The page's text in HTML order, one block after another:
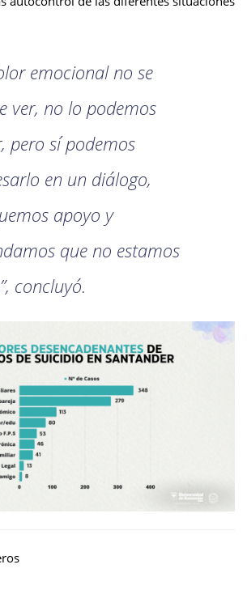
emocional no se
ver, no lo podemos
pero sí podemos
en un diálogo,
apoyo y
que no estamos
concluyó.